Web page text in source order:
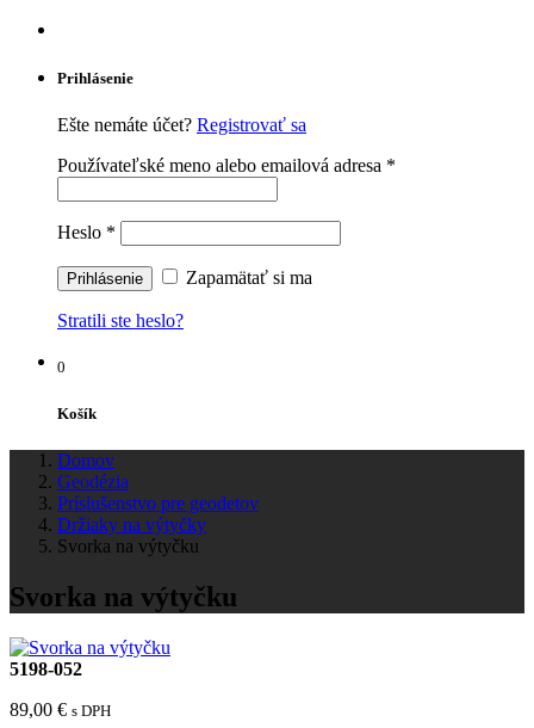
Prihlásenie
Ešte nemáte účet? Registrovať sa
Používateľské meno alebo emailová adresa *
Heslo *
Zapamätať si ma
Stratili ste heslo?
0
Košík
Domov
Geodézia
Príslušenstvo pre geodetov
Držiaky na výtyčky
Svorka na výtyčku
Svorka na výtyčku
5198-052
89,00 € s DPH